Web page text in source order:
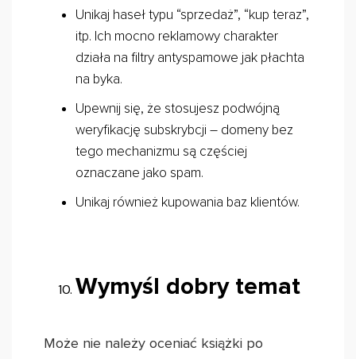
Unikaj haseł typu “sprzedaż”, “kup teraz”,
itp. Ich mocno reklamowy charakter
działa na filtry antyspamowe jak płachta
na byka.
Upewnij się, że stosujesz podwójną
weryfikację subskrybcji – domeny bez
tego mechanizmu są częściej
oznaczane jako spam.
Unikaj również kupowania baz klientów.
Wymyśl dobry temat
Może nie należy oceniać książki po